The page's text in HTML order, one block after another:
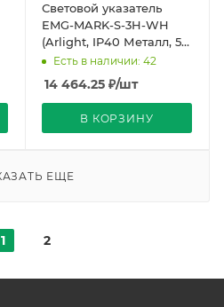
Световой указатель
EMG-MARK-S-3H-WH
(Arlight, IP40 Металл, 5
лет)Есть в наличии: 42
14 464.25₽/шт
В КОРЗИНУ
ЕЩЕ
1 2